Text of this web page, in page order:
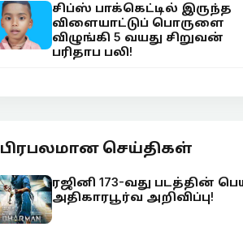
சிப்ஸ் பாக்கெட்டில் இருந்த
விளையாட்டுப் பொருளை
விழுங்கி 5 வயது சிறுவன்
பரிதாப பலி!
பிரபலமான செய்திகள்
ரஜினி 173-வது படத்தின்
அதிகாரபூர்வ அறிவிப்பு!